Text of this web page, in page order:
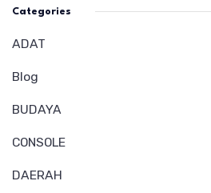
Categories
ADAT
Blog
BUDAYA
CONSOLE
DAERAH